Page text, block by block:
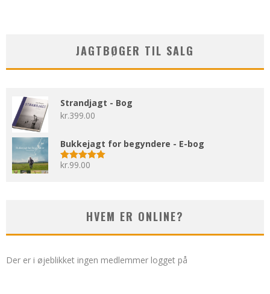
JAGTBØGER TIL SALG
Strandjagt - Bog
kr.399.00
Bukkejagt for begyndere - E-bog
Vurderet
kr.99.00
HVEM ER ONLINE?
Der er i øjeblikket ingen medlemmer logget på